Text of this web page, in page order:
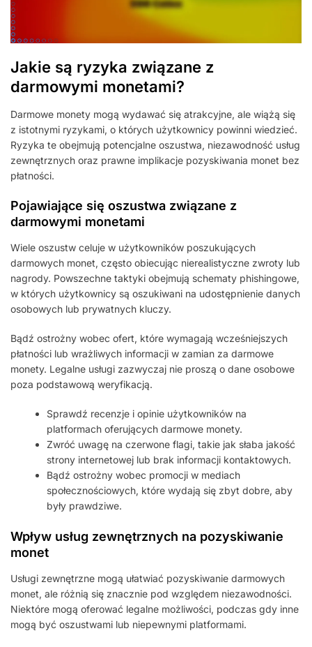
Jakie są ryzyka związane z
darmowymi monetami?
Darmowe monety mogą wydawać się atrakcyjne, ale wiążą się
z istotnymi ryzykami, o których użytkownicy powinni wiedzieć.
Ryzyka te obejmują potencjalne oszustwa, niezawodność usług
zewnętrznych oraz prawne implikacje pozyskiwania monet bez
płatności.
Pojawiające się oszustwa związane z
darmowymi monetami
Wiele oszustw celuje w użytkowników poszukujących
darmowych monet, często obiecując nierealistyczne zwroty lub
nagrody. Powszechne taktyki obejmują schematy phishingowe,
w których użytkownicy są oszukiwani na udostępnienie danych
osobowych lub prywatnych kluczy.
Bądź ostrożny wobec ofert, które wymagają wcześniejszych
płatności lub wrażliwych informacji w zamian za darmowe
monety. Legalne usługi zazwyczaj nie proszą o dane osobowe
poza podstawową weryfikacją.
Sprawdź recenzje i opinie użytkowników na
platformach oferujących darmowe monety.
Zwróć uwagę na czerwone flagi, takie jak słaba jakość
strony internetowej lub brak informacji kontaktowych.
Bądź ostrożny wobec promocji w mediach
społecznościowych, które wydają się zbyt dobre, aby
były prawdziwe.
Wpływ usług zewnętrznych na pozyskiwanie
monet
Usługi zewnętrzne mogą ułatwiać pozyskiwanie darmowych
monet, ale różnią się znacznie pod względem niezawodności.
Niektóre mogą oferować legalne możliwości, podczas gdy inne
mogą być oszustwami lub niepewnymi platformami.